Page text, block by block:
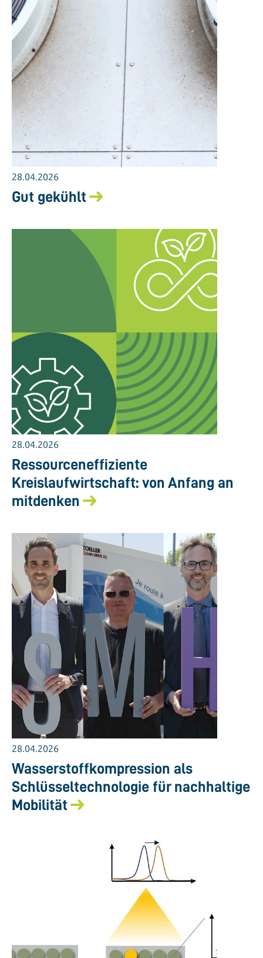
28.04.2026
Gut gekühlt
28.04.2026
Ressourceneffiziente
Kreislaufwirtschaft: von Anfang an
mitdenken
28.04.2026
Wasserstoffkompression als
Schlüsseltechnologie für nachhaltige
Mobilität